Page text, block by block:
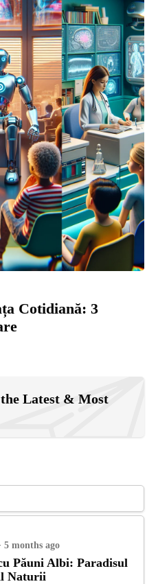
Cotidiană: 3
Latest & Most
5 months ago
Păuni Albi: Paradisul
Naturii